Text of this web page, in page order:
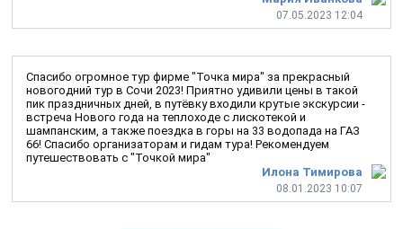
07.05.2023 12:04
Илона Тимирова
08.01.2023 10:07
Спасибо огромное тур фирме "Точка мира" за прекрасный
новогодний тур в Сочи 2023! Приятно удивили цены в такой
пик праздничных дней, в путёвку входили крутые экскурсии -
встреча Нового года на теплоходе с лискотекой и
шампанским, а также поездка в горы на 33 водопада на ГАЗ
66! Спасибо организаторам и гидам тура! Рекомендуем
путешествовать с "Точкой мира"